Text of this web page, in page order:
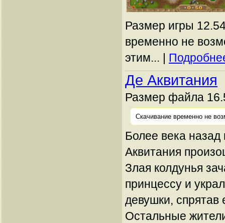
Размер игры
временно не
этим... |
Де Аквитания
Размер файла
Скачивание временно не
Более века назад
Аквитания
Злая колдунья
принцессу и
девушки, спрятав
Остальные